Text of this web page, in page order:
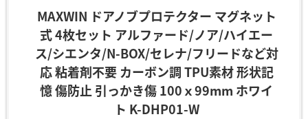
MAXWIN ドアノブプロテクター マグネット
式 4枚セット アルファード/ノア/ハイエー
ス/シエンタ/N-BOX/セレナ/フリードなど対
応 粘着剤不要 カーボン調 TPU素材 形状記
憶 傷防止 引っかき傷 100ｘ99mm ホワイ
ト K-DHP01-W